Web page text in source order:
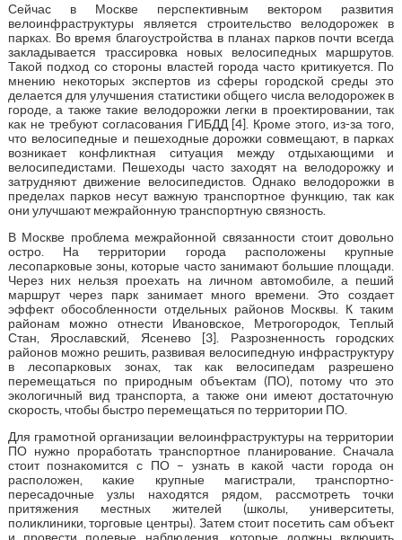
Сейчас в Москве перспективным вектором развития
велоинфраструктуры является строительство велодорожек в
парках. Во время благоустройства в планах парков почти всегда
закладывается трассировка новых велосипедных маршрутов.
Такой подход со стороны властей города часто критикуется. По
мнению некоторых экспертов из сферы городской среды это
делается для улучшения статистики общего числа велодорожек в
городе, а также такие велодорожки легки в проектировании, так
как не требуют согласования ГИБДД [4]. Кроме этого, из-за того,
что велосипедные и пешеходные дорожки совмещают, в парках
возникает конфликтная ситуация между отдыхающими и
велосипедистами. Пешеходы часто заходят на велодорожку и
затрудняют движение велосипедистов. Однако велодорожки в
пределах парков несут важную транспортное функцию, так как
они улучшают межрайонную транспортную связность.
В Москве проблема межрайонной связанности стоит довольно
остро. На территории города расположены крупные
лесопарковые зоны, которые часто занимают большие площади.
Через них нельзя проехать на личном автомобиле, а пеший
маршрут через парк занимает много времени. Это создает
эффект обособленности отдельных районов Москвы. К таким
районам можно отнести Ивановское, Метрогородок, Теплый
Стан, Ярославский, Ясенево [3]. Разрозненность городских
районов можно решить, развивая велосипедную инфраструктуру
в лесопарковых зонах, так как велосипедам разрешено
перемещаться по природным объектам (ПО), потому что это
экологичный вид транспорта, а также они имеют достаточную
скорость, чтобы быстро перемещаться по территории ПО.
Для грамотной организации велоинфраструктуры на территории
ПО нужно проработать транспортное планирование. Сначала
стоит познакомится с ПО – узнать в какой части города он
расположен, какие крупные магистрали, транспортно-
пересадочные узлы находятся рядом, рассмотреть точки
притяжения местных жителей (школы, университеты,
поликлиники, торговые центры). Затем стоит посетить сам объект
и провести полевые наблюдения, которые должны включить